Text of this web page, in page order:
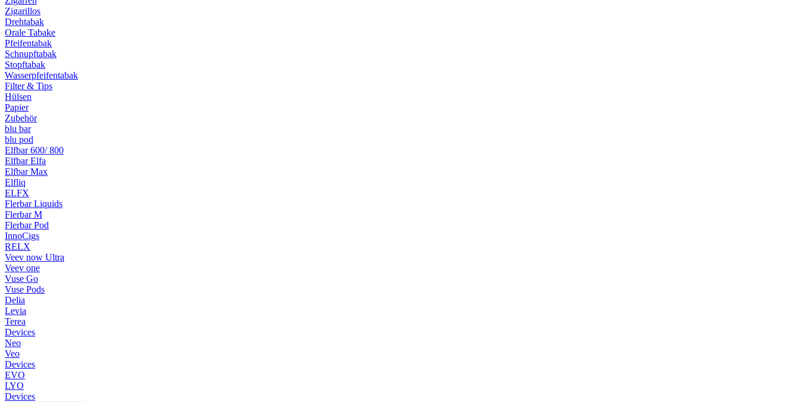
Zigarillos
Drehtabak
Orale Tabake
Pfeifentabak
Schnupftabak
Stopftabak
Wasserpfeifentabak
Filter & Tips
Hülsen
Papier
Zubehör
blu bar
blu pod
Elfbar 600/ 800
Elfbar Elfa
Elfbar Max
Elfliq
ELFX
Flerbar Liquids
Flerbar M
Flerbar Pod
InnoCigs
RELX
Veev now Ultra
Veev one
Vuse Go
Vuse Pods
Delia
Levia
Terea
Devices
Neo
Veo
Devices
EVO
LYO
Devices